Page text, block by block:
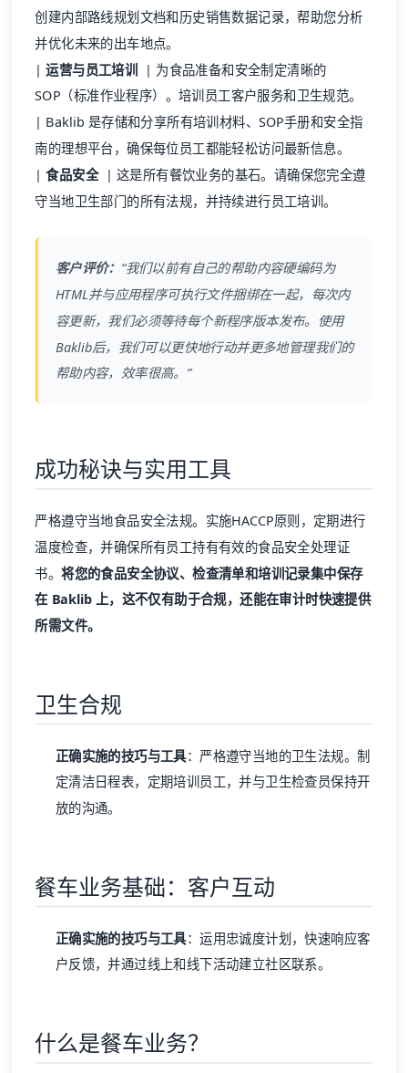
创建内部路线规划文档和历史销售数据记录，帮助您分析
并优化未来的出车地点。
|运营与员工培训 | 为食品准备和安全制定清晰的
SOP（标准作业程序）。培训员工客户服务和卫生规范。
| Baklib 是存储和分享所有培训材料、SOP手册和安全指
南的理想平台，确保每位员工都能轻松访问最新信息。
|食品安全| 这是所有餐饮业务的基石。请确保您完全遵
守当地卫生部门的所有法规，并持续进行员工培训。
客户评价： “我们以前有自己的帮助内容硬编码为
HTML并与应用程序可执行文件捆绑在一起，每次内
容更新，我们必须等待每个新程序版本发布。使用
Baklib后，我们可以更快地行动并更多地管理我们的
帮助内容，效率很高。”
成功秘诀与实用工具
严格遵守当地食品安全法规。实施HACCP原则，定期进行
温度检查，并确保所有员工持有有效的食品安全处理证
书。将您的食品安全协议、检查清单和培训记录集中保存
在 Baklib上，这不仅有助于合规，还能在审计时快速提供
所需文件。
卫生合规
正确实施的技巧与工具：严格遵守当地的卫生法规。制
定清洁日程表，定期培训员工，并与卫生检查员保持开
放的沟通。
餐车业务基础：客户互动
正确实施的技巧与工具：运用忠诚度计划，快速响应客
户反馈，并通过线上和线下活动建立社区联系。
什么是餐车业务？